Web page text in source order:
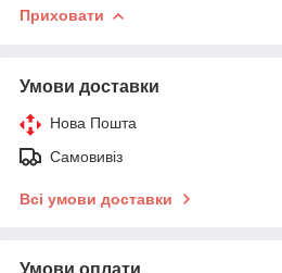
Приховати
Умови доставки
Нова Пошта
Самовивіз
Всі умови доставки
Умови оплати